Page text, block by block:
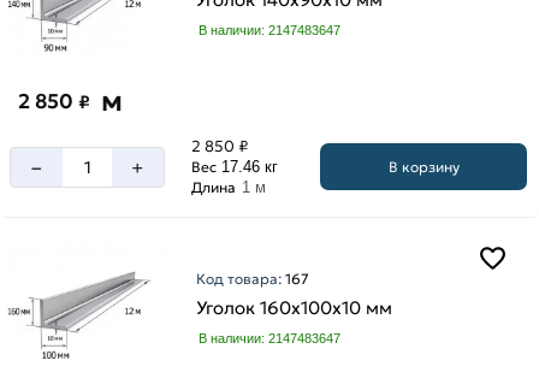
мм
мм
90
мм
стенки
10
12
мм
4
мм
5
В наличии: 2147483647
2 850 ₽ м
– +
2 850 ₽
Вес 17.46 кг
Длина 1 м
В корзину
Код товара:167
Уголок 160х100х10 мм
В наличии: 2147483647